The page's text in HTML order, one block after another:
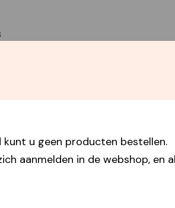
u geen producten bestellen.
aanmelden in de webshop, en